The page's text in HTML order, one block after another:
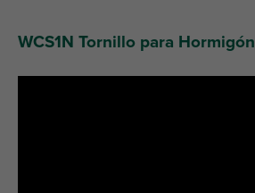
WCS1N Tornillo para Hormigón